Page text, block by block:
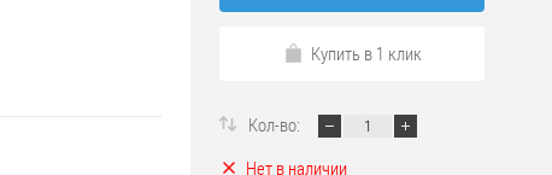
Купить в 1 клик
Кол-во:
Нет в наличии